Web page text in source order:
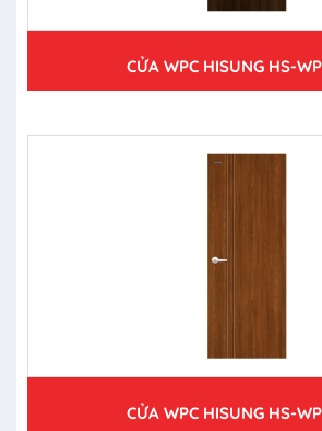
CỬA WPC HISUNG HS-
CỬA WPC HISUNG HS-